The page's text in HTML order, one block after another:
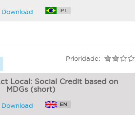
Download
Prioridade:
Local: Social Credit based on
MDGs (short)
Download